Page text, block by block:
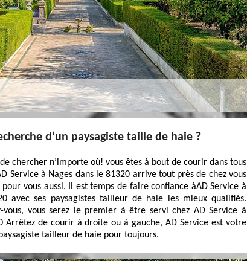
d’un paysagiste taille de haie ?
chercher n’importe où! vous êtes à bout de courir dans tous
Service à Nages dans le 81320 arrive tout près de chez vous
vous aussi. Il est temps de faire confiance àAD Service à
avec ses paysagistes tailleur de haie les mieux qualifiés.
vous, vous serez le premier à être servi chez AD Service à
Arrêtez de courir à droite ou à gauche, AD Service est votre
tailleur de haie pour toujours.